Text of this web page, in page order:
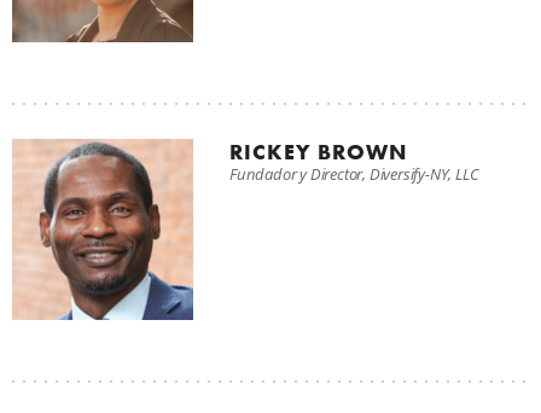
RICKEY BROWN
Fundador y Director, Diversify-NY, LLC